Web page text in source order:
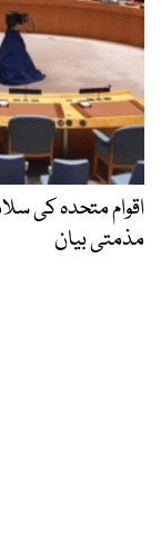
اقوام متحدہ کی
مذمتی بیان